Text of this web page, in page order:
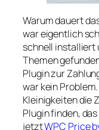
Warum dauert
war eigentlich
schnell installiert
Themen
Plugin zur
war kein
Kleinigkeiten die
Plugin finden,
jetztWPC Price